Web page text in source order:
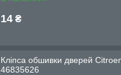
14 ₴
Кліпса обшивки дверей
46835626